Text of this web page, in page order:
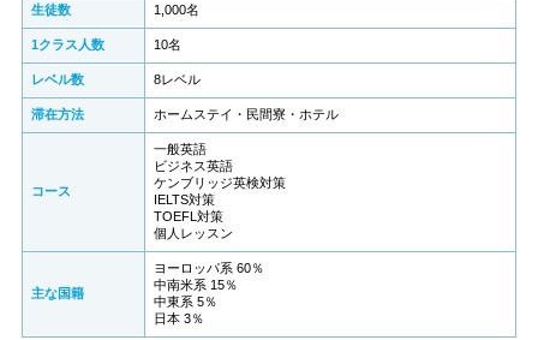
生徒数 1,000名
1クラス人数 10名
レベル数 8レベル
滞在方法 ホームステイ・民間寮・ホテル
コース
一般英語
ビジネス英語
ケンブリッジ英検対策
IELTS対策
TOEFL対策
個人レッスン
主な国籍
ヨーロッパ系 60％
中南米系 15％
中東系 5％
日本 3％